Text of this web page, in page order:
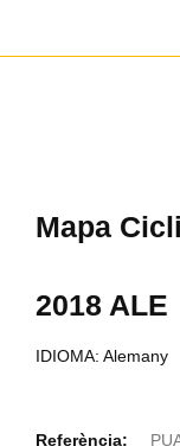
Mapa
2018 ALE
IDIOMA: Alemany
Referència: